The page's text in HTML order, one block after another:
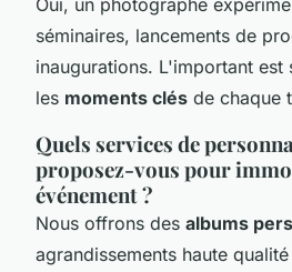
séminaires, lancements de
inaugurations. L'important est
les moments clés de chaque
Quels services de
proposez-vous pour
événement ?
Nous offrons des albums
agrandissements haute